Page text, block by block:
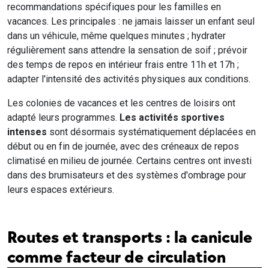
recommandations spécifiques pour les familles en
vacances. Les principales : ne jamais laisser un enfant seul
dans un véhicule, même quelques minutes ; hydrater
régulièrement sans attendre la sensation de soif ; prévoir
des temps de repos en intérieur frais entre 11h et 17h ;
adapter l'intensité des activités physiques aux conditions.
Les colonies de vacances et les centres de loisirs ont
adapté leurs programmes. Les activités sportives
intenses sont désormais systématiquement déplacées en
début ou en fin de journée, avec des créneaux de repos
climatisé en milieu de journée. Certains centres ont investi
dans des brumisateurs et des systèmes d'ombrage pour
leurs espaces extérieurs.
Routes et transports : la canicule
comme facteur de circulation